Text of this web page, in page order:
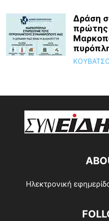
Δράση
πρώτης
Ηλεκτρονική